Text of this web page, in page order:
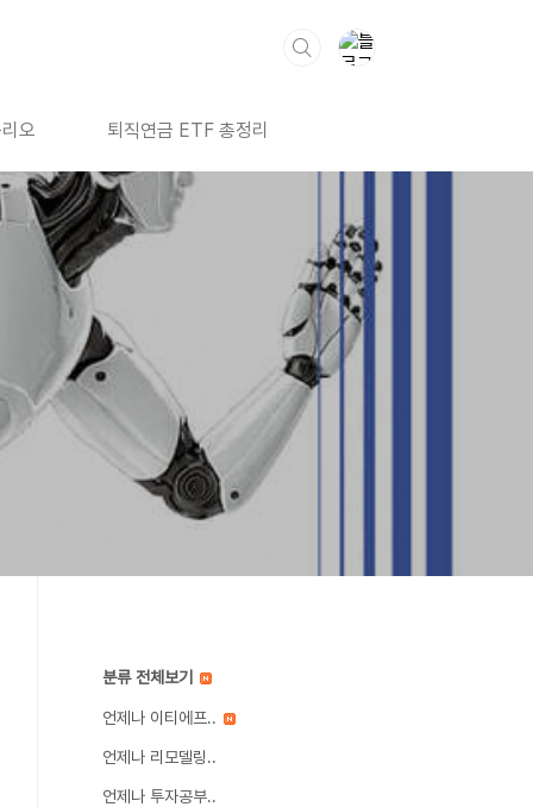
오 퇴직연금 ETF 총정리
분류 전체보기
언제나 이티에프..
언제나 리모델링..
언제나 투자공부..